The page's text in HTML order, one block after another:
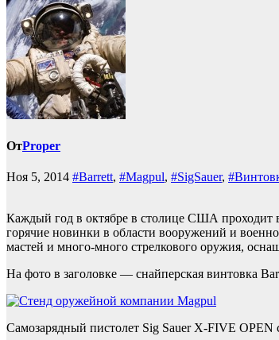
ОтProper
Ноя 5, 2014 #Barrett, #Magpul, #SigSauer,
Каждый год в октябре в столице США проходит
горячие новинки в области вооружений и
мастей и много-много стрелкового оружия,
На фото в заголовке — снайперская винтовка
Самозарядный пистолет Sig Sauer X-FIVE